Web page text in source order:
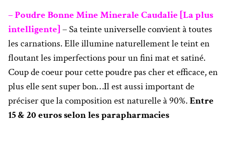
– Poudre Bonne Mine Minerale Caudalie [La plus
intelligente] – Sa teinte universelle convient à toutes
les carnations. Elle illumine naturellement le teint en
floutant les imperfections pour un fini mat et satiné.
Coup de coeur pour cette poudre pas cher et efficace, en
plus elle sent super bon…Il est aussi important de
préciser que la composition est naturelle à 90%.Entre
15 & 20 euros selon les parapharmacies